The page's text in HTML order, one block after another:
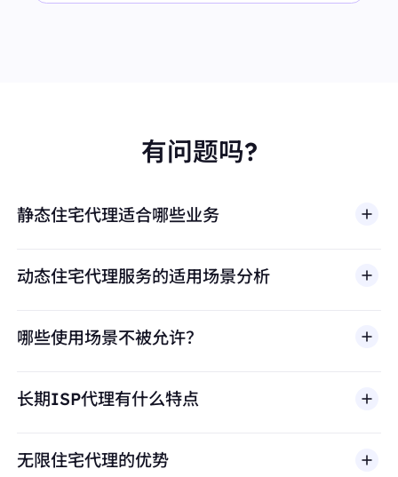
有问题吗?
静态住宅代理适合哪些业务
亚马逊、eBay、Shopify等平台的多账号运营，
保持每个店铺独立的IP身份，防止平台风控检测
动态住宅代理服务的适用场景分析
哪些使用场景不被允许？
滥用、未经授权访问、绕过安全机制，或违反适用法律
业场景，包括公开网页数据访问、
、价格监
长期ISP代理有什么特点
无限住宅代理的优势